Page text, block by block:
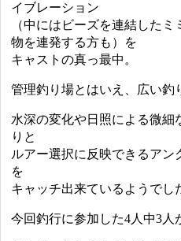
イブレーション
（中にはビーズを連結した
物を連発する方も）を
キャストの真っ最中。
管理釣り場とはいえ、広い釣
水深の変化や日照による微細
りと
ルアー選択に反映できるアン
を
キャッチ出来ているようでし
今回釣行に参加した4人中3人